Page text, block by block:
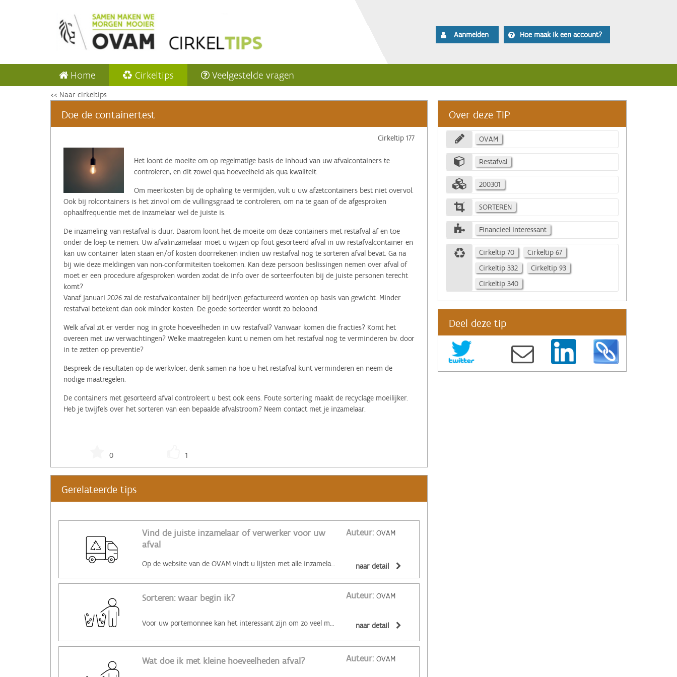
Aanmelden Hoe maak ik een account?
Home Cirkeltips Veelgestelde vragen
<< Naar cirkeltips
Doe de containertest
Cirkeltip 177
‌Het loont de moeite om op regelmatige basis de inhoud van uw afvalcontainers te
controleren, en dit zowel qua hoeveelheid als qua kwaliteit.
Om meerkosten bij de ophaling te vermijden, vult u uw afzetcontainers best niet overvol.
Ook bij rolcontainers is het zinvol om de vullingsgraad te controleren, om na te gaan of de afgesproken
ophaalfrequentie met de inzamelaar wel de juiste is.
De inzameling van restafval is duur. Daarom loont het de moeite om deze containers met restafval af en toe
onder de loep te nemen. Uw afvalinzamelaar moet u wijzen op fout gesorteerd afval in uw restafvalcontainer en
kan uw container laten staan en/of kosten doorrekenen indien uw restafval nog te sorteren afval bevat. Ga na
bij wie deze meldingen van non-conformiteiten toekomen. Kan deze persoon beslissingen nemen over afval of
moet er een procedure afgesproken worden zodat de info over de sorteerfouten bij de juiste personen terecht
komt?
Vanaf januari 2026 zal de restafvalcontainer bij bedrijven gefactureerd worden op basis van gewicht. Minder
restafval betekent dan ook minder kosten. De goede sorteerder wordt zo beloond.
Welk afval zit er verder nog in grote hoeveelheden in uw restafval? Vanwaar komen die fracties? Komt het
overeen met uw verwachtingen? Welke maatregelen kunt u nemen om het restafval nog te verminderen bv. door
in te zetten op preventie?
Bespreek de resultaten op de werkvloer, denk samen na hoe u het restafval kunt verminderen en neem de
nodige maatregelen.
De containers met gesorteerd afval controleert u best ook eens. Foute sortering maakt de recyclage moeilijker.
Heb je twijfels over het sorteren van een bepaalde afvalstroom? Neem contact met je inzamelaar.
0 1
Gerelateerde tips
Vind de juiste inzamelaar of verwerker voor uw
afval
Auteur: OVAM
naar detail
Sorteren: waar begin ik? Auteur: OVAM
naar detail
Wat doe ik met kleine hoeveelheden afval? Auteur: OVAM
Over deze TIP
OVAM
Restafval
200301
SORTEREN
Financieel interessant
Cirkeltip 70
Cirkeltip 67
Cirkeltip 332
Cirkeltip 93
Cirkeltip 340
Deel deze tip